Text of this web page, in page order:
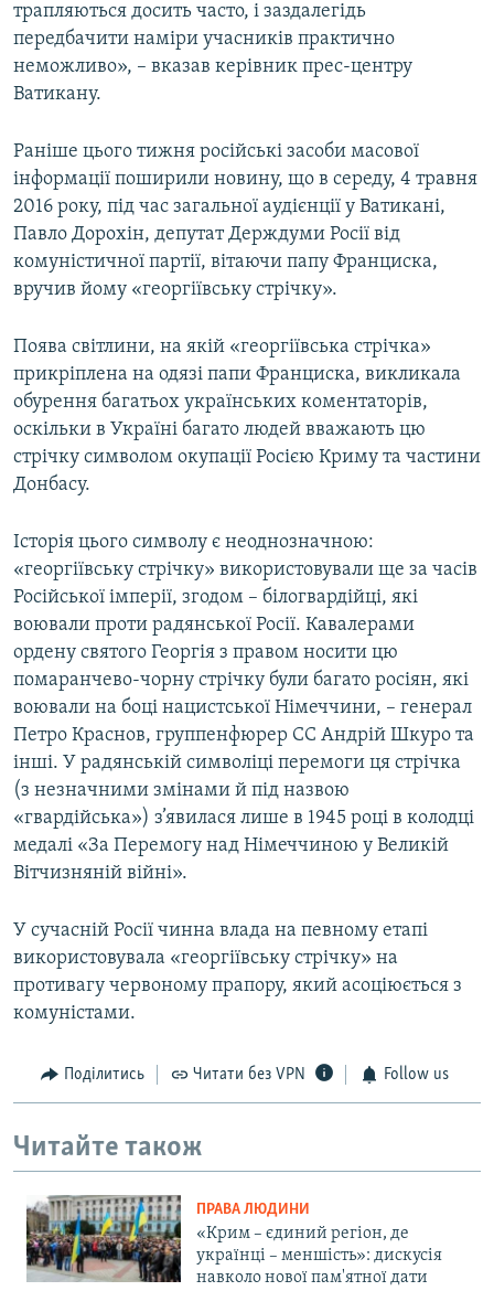
трапляються досить часто, і заздалегідь
передбачити наміри учасників практично
неможливо», – вказав керівник прес-центру
Ватикану.
Раніше цього тижня російські засоби масової
інформації поширили новину, що в середу, 4 травня
2016 року, під час загальної аудієнції у Ватикані,
Павло Дорохін, депутат Держдуми Росії від
комуністичної партії, вітаючи папу Франциска,
вручив йому «георгіївську стрічку».
Поява світлини, на якій «георгіївська стрічка»
прикріплена на одязі папи Франциска, викликала
обурення багатьох українських коментаторів,
оскільки в Україні багато людей вважають цю
стрічку символом окупації Росією Криму та частини
Донбасу.
Історія цього символу є неоднозначною:
«георгіївську стрічку» використовували ще за часів
Російської імперії, згодом – білогвардійці, які
воювали проти радянської Росії. Кавалерами
ордену святого Георгія з правом носити цю
помаранчево-чорну стрічку були багато росіян, які
воювали на боці нацистської Німеччини, – генерал
Петро Краснов, группенфюрер СС Андрій Шкуро та
інші. У радянській символіці перемоги ця стрічка
(з незначними змінами й під назвою
«гвардійська») з’явилася лише в 1945 році в колодці
медалі «За Перемогу над Німеччиною у Великій
Вітчизняній війні».
У сучасній Росії чинна влада на певному етапі
використовувала «георгіївську стрічку» на
противагу червоному прапору, який асоціюється з
комуністами.
Поділитись Читати без VPN Follow us
Читайте також
ПРАВА ЛЮДИНИ
«Крим – єдиний регіон, де
українці – меншість»: дискусія
навколо нової пам'ятної дати